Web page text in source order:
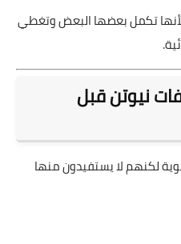
لأنها تكمل بعضها البعض وتغطي
نيوتن قبل
لكنهم لا يستفيدون منها